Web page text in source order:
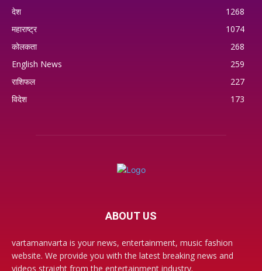
देश
1268
महाराष्ट्र
1074
कोलकता
268
English News
259
राशिफल
227
विदेश
173
ABOUT US
vartamanvarta is your news, entertainment, music fashion
website. We provide you with the latest breaking news and
videos straight from the entertainment industry.